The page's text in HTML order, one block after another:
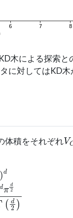
木による探索
に対してはKD
体積をそれぞれ
VC
dπ